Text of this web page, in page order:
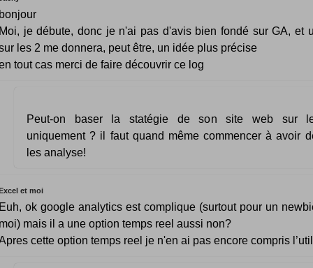
je débute, donc je n'ai pas d'avis bien fondé sur GA, et
les 2 me donnera, peut être, un idée plus précise
tout cas merci de faire découvrir ce log
Peut-on baser la statégie de son site web sur
uniquement ? il faut quand même commencer à avoir
les analyse!
et moi
ok google analytics est complique (surtout pour un
mais il a une option temps reel aussi non?
cette option temps reel je n'en ai pas encore compris